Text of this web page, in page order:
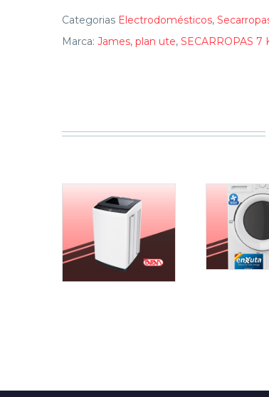
Categorias Electrodomésticos,
Marca: James, plan ute, SECARROPAS 7